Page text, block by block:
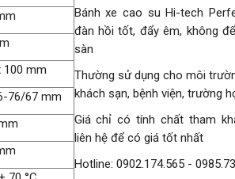
Bánh xe cao su Hi-tech
đàn hồi tốt, đẩy êm, không
sàn
Thường sử dụng cho môi
khách sạn, bệnh viện, trường
Giá chỉ có tính chất tham
liên hệ để có giá tốt nhất
Hotline: 0902.174.565 -
100 mm
76/67 mm